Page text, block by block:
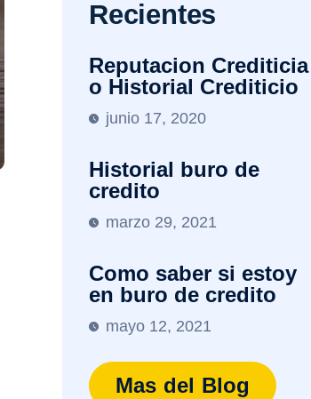
Recientes
Reputacion Crediticia
o Historial Crediticio
junio 17, 2020
Historial buro de
credito
marzo 29, 2021
Como saber si estoy
en buro de credito
mayo 12, 2021
Mas del Blog